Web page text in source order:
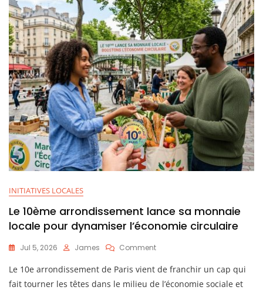
INITIATIVES LOCALES
Le 10ème arrondissement lance sa monnaie
locale pour dynamiser l’économie circulaire
Jul 5, 2026 James CommentOn
10ème
Arrondissement
Le 10e arrondissement de Paris vient de franchir un cap qui
fait tourner les têtes dans le milieu de l’économie sociale et